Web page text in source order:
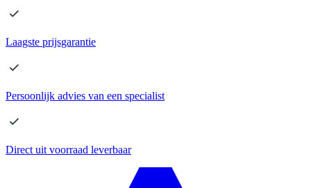
Laagste prijsgarantie
Persoonlijk advies van een specialist
Direct uit voorraad leverbaar